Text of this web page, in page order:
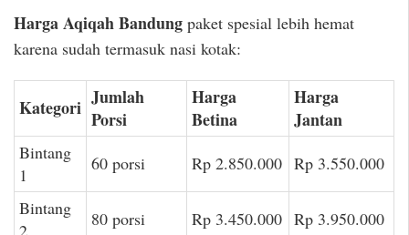
Harga Aqiqah Bandung paket spesial lebih hemat
karena sudah termasuk nasi kotak:
Kategori Jumlah
Porsi
Harga
Betina
Harga
Jantan
Bintang
1
60 porsi Rp 2.850.000 Rp 3.550.000
Bintang
2
80 porsi Rp 3.450.000 Rp 3.950.000